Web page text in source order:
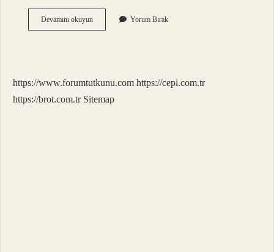
Devamını okuyunCan
Kurtaran
Yorum Bırak
https://www.forumtutkunu.com https://cepi.com.tr
https://brot.com.tr Sitemap